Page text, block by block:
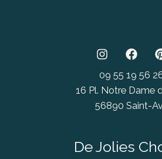
09 55 19 56
16 Pl. Notre Dame
56890 Saint-
De Jolies